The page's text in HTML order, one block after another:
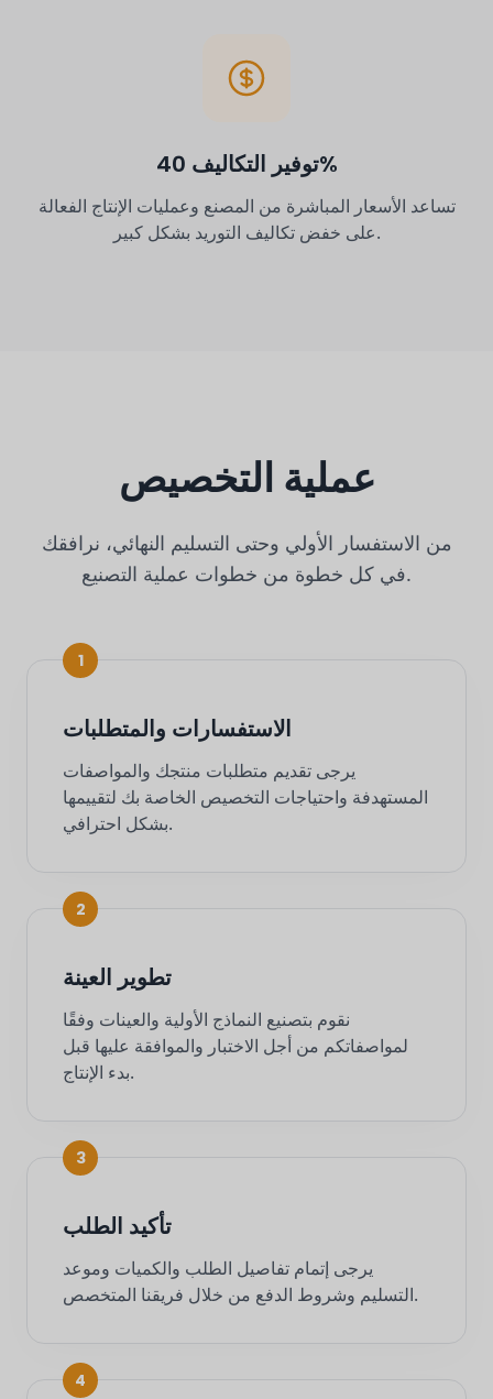
توفير التكاليف 40%
تساعد الأسعار المباشرة من المصنع وعمليات الإنتاج الفعالة
على خفض تكاليف التوريد بشكل كبير.
عملية التخصيص
من الاستفسار الأولي وحتى التسليم النهائي، نرافقك
في كل خطوة من خطوات عملية التصنيع.
1
الاستفسارات والمتطلبات
يرجى تقديم متطلبات منتجك والمواصفات
المستهدفة واحتياجات التخصيص الخاصة بك لتقييمها
بشكل احترافي.
2
تطوير العينة
نقوم بتصنيع النماذج الأولية والعينات وفقًا
لمواصفاتكم من أجل الاختبار والموافقة عليها قبل
بدء الإنتاج.
3
تأكيد الطلب
يرجى إتمام تفاصيل الطلب والكميات وموعد
التسليم وشروط الدفع من خلال فريقنا المتخصص.
4